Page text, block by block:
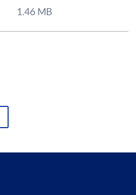
1.46 MB